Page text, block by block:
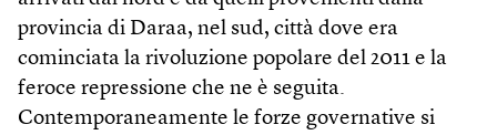
provincia di Daraa, nel sud, città dove era
cominciata la rivoluzione popolare del 2011 e la
feroce repressione che ne è seguita.
Contemporaneamente le forze governative si